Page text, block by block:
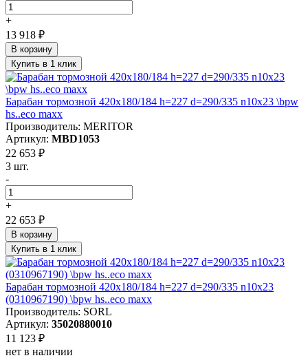
+
13 918 ₽
В корзину
Купить в 1 клик
Барабан тормозной 420x180/184 h=227 d=290/335 n10x23 \bpw
hs..eco maxx
Производитель: MERITOR
Артикул: MBD1053
22 653 ₽
3 шт.
-
+
22 653 ₽
В корзину
Купить в 1 клик
Барабан тормозной 420x180/184 h=227 d=290/335 n10x23
(0310967190) \bpw hs..eco maxx
Производитель: SORL
Артикул: 35020880010
11 123 ₽
нет в наличии